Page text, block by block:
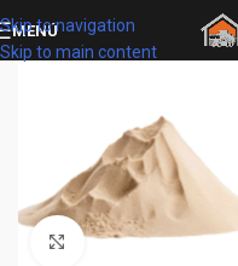
Skip to navigation
Skip to main content
MENÚ
Clickee para agrandar